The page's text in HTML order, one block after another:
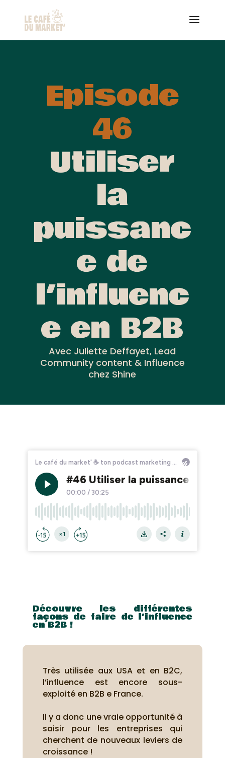
Episode
46
Utiliser
la
puissanc
e de
l’influenc
e en B2B
Avec Juliette Deffayet, Lead
Community content & Influence
chez Shine
Découvre les différentes
façons de faire de l’influence
en B2B !
Très utilisée aux USA et en B2C,
l’influence est encore sous-
exploité en B2B e France.
Il y a donc une vraie opportunité à
saisir pour les entreprises qui
cherchent de nouveaux leviers de
croissance !